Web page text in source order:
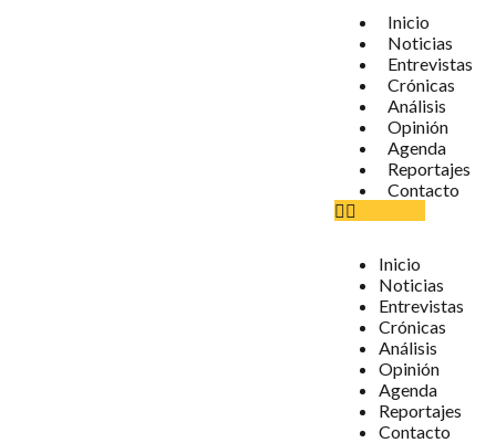
Inicio
Noticias
Entrevistas
Crónicas
Análisis
Opinión
Agenda
Reportajes
Contacto
Inicio
Noticias
Entrevistas
Crónicas
Análisis
Opinión
Agenda
Reportajes
Contacto